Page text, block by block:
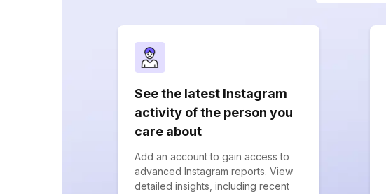
See the latest Instagram
activity of the person you
care about
Add an account to gain access to
advanced Instagram reports. View
detailed insights, including recent